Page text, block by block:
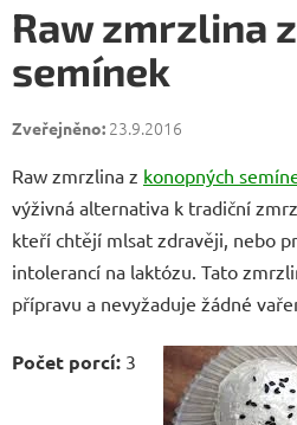
Raw zmrzlina
semínek
23.9.2016
Raw zmrzlina z konopných
výživná alternativa k tradiční
kteří chtějí mlsat zdravěji, nebo
intolerancí na laktózu. Tato
přípravu a nevyžaduje žádné
Počet porcí: 3